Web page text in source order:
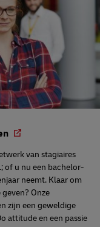
van stagiaires
of u nu een bachelor-
neemt. Klaar om
Onze
zijn een geweldige
attitude en een passie